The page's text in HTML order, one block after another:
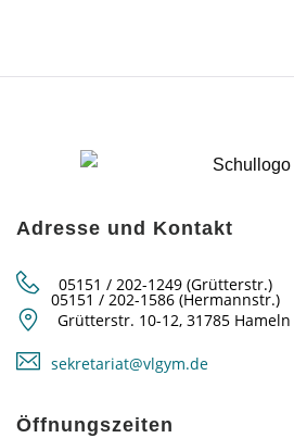
Adresse und Kontakt
05151 / 202-1249 (Grütterstr.)
05151 / 202-1586 (Hermannstr.)
Grütterstr. 10-12, 31785 Hameln
sekretariat@vlgym.de
Öffnungszeiten